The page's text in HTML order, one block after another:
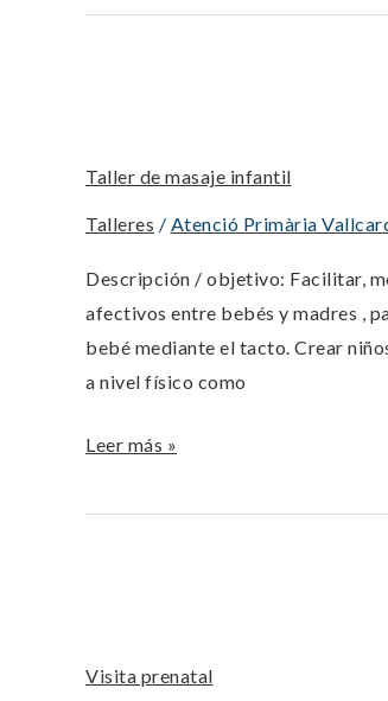
Taller de masaje infantil
Talleres / Atenció Primària
Descripción / objetivo: Facilitar,
afectivos entre bebés y madres ,
bebé mediante el tacto. Crear
a nivel físico como
infantil
Leer más »
Visita prenatal